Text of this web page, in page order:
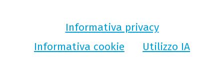
Informativa privacy
Informativa cookie
Utilizzo IA